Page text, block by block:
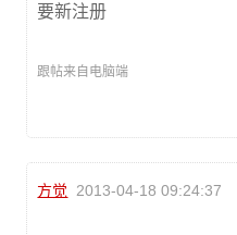
要新注册
跟帖来自电脑端
方觉 2013-04-18 09:24:37